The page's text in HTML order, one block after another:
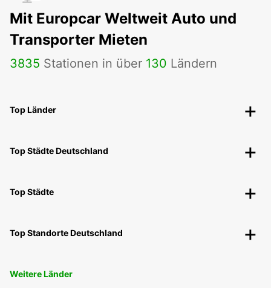
Mit Europcar Weltweit Auto und
Transporter Mieten
3835 Stationen in über 130 Ländern
Top Länder
Top Städte Deutschland
Top Städte
Top Standorte Deutschland
Weitere Länder